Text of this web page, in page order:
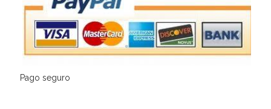
Pago seguro